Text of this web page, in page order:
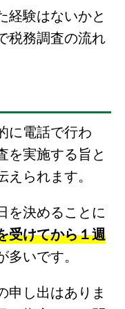
経験はないかと
税務調査の流れ
に電話で行わ
を実施する旨と
られます。
を決めることに
受けてから１週
いです。
申し出はありま